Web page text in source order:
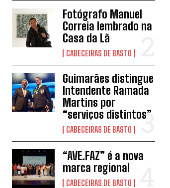
Fotógrafo Manuel
Correia lembrado na
Casa da Lã
CABECEIRAS DE BASTO
Guimarães distingue
Intendente Ramada
Martins por
“serviços distintos”
CABECEIRAS DE BASTO
“AVE.FAZ” é a nova
marca regional
CABECEIRAS DE BASTO